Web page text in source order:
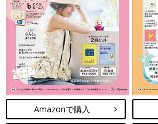
Amazonで購入